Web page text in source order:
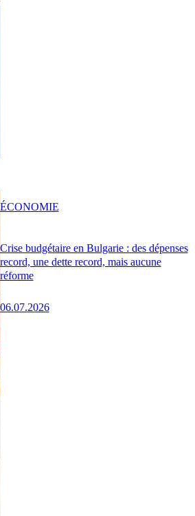
Crise budgétaire en Bulgarie : des dépenses
record, une dette record, mais aucune
réforme
06.07.2026
ÉCONOMIE